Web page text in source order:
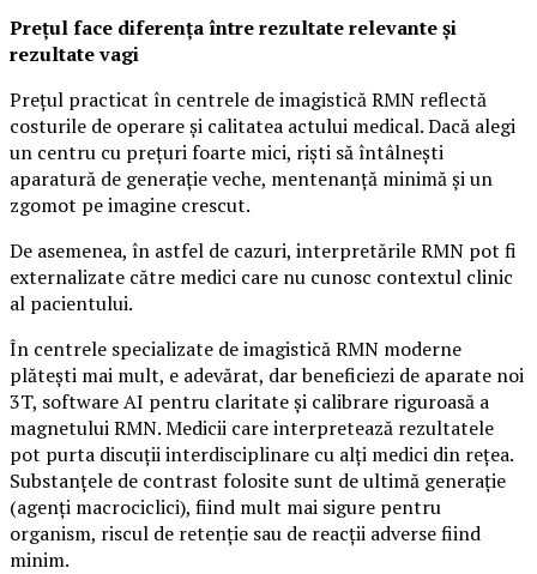
Prețul face diferența între rezultate relevante și
rezultate vagi
Prețul practicat în centrele de imagistică RMN reflectă
costurile de operare și calitatea actului medical. Dacă alegi
un centru cu prețuri foarte mici, riști să întâlnești
aparatură de generație veche, mentenanță minimă și un
zgomot pe imagine crescut.
De asemenea, în astfel de cazuri, interpretările RMN pot fi
externalizate către medici care nu cunosc contextul clinic
al pacientului.
În centrele specializate de imagistică RMN moderne
plătești mai mult, e adevărat, dar beneficiezi de aparate noi
3T, software AI pentru claritate și calibrare riguroasă a
magnetului RMN. Medicii care interpretează rezultatele
pot purta discuții interdisciplinare cu alți medici din rețea.
Substanțele de contrast folosite sunt de ultimă generație
(agenți macrociclici), fiind mult mai sigure pentru
organism, riscul de retenție sau de reacții adverse fiind
minim.